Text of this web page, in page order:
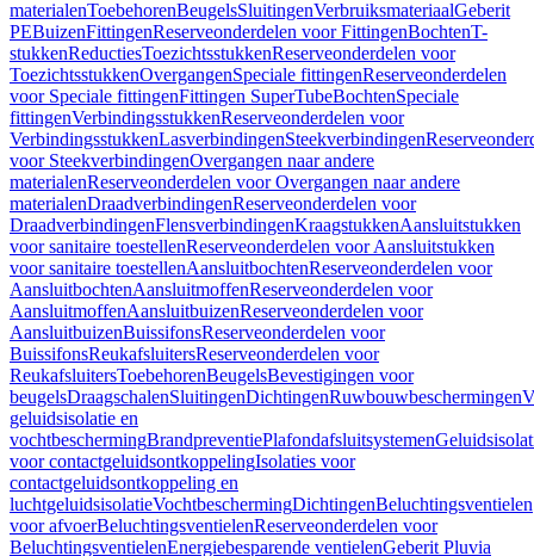
materialenToebehorenBeugelsSluitingenVerbruiksmateriaalGeberit
PEBuizenFittingenReserveonderdelen voor FittingenBochtenT-
stukkenReductiesToezichtsstukkenReserveonderdelen voor
ToezichtsstukkenOvergangenSpeciale fittingenReserveonderdelen
voor Speciale fittingenFittingen SuperTubeBochtenSpeciale
fittingenVerbindingsstukkenReserveonderdelen voor
VerbindingsstukkenLasverbindingenSteekverbindingen
voor SteekverbindingenOvergangen naar andere
materialenReserveonderdelen voor Overgangen naar andere
materialenDraadverbindingenReserveonderdelen voor
DraadverbindingenFlensverbindingenKraagstukkenAansluitstukken
voor sanitaire toestellenReserveonderdelen voor Aansluitstukken
voor sanitaire toestellenAansluitbochtenReserveonderdelen voor
AansluitbochtenAansluitmoffenReserveonderdelen voor
AansluitmoffenAansluitbuizenReserveonderdelen voor
AansluitbuizenBuissifonsReserveonderdelen voor
BuissifonsReukafsluitersReserveonderdelen voor
ReukafsluitersToebehorenBeugelsBevestigingen voor
beugelsDraagschalenSluitingenDichtingenRuwbouwbeschermingen
geluidsisolatie en
vochtbeschermingBrandpreventiePlafondafsluitsystemen
voor contactgeluidsontkoppelingIsolaties voor
contactgeluidsontkoppeling en
luchtgeluidsisolatieVochtbeschermingDichtingenBeluchtingsventielen
voor afvoerBeluchtingsventielenReserveonderdelen voor
BeluchtingsventielenEnergiebesparende ventielenGeberit Pluvia